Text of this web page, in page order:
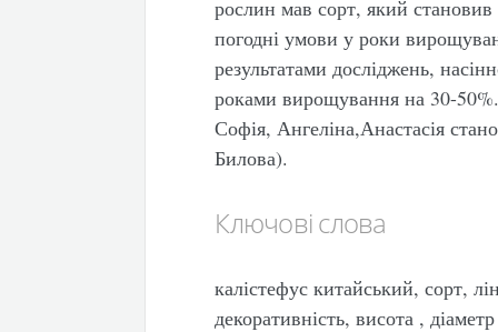
рослин мав сорт, який
погодні умови у роки
результатами досліджень,
роками вирощування на 30-
Софія, Ангеліна,Анастасія
Билова).
Ключові слова
калістефус китайський, сорт,
декоративність, висота ,